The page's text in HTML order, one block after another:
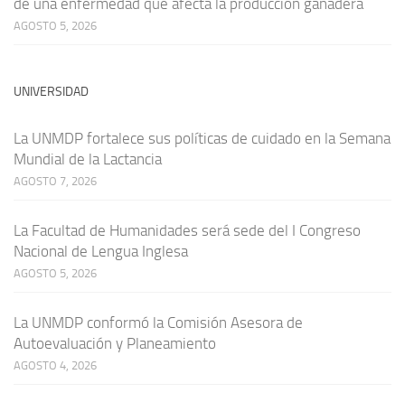
de una enfermedad que afecta la producción ganadera
AGOSTO 5, 2026
UNIVERSIDAD
La UNMDP fortalece sus políticas de cuidado en la Semana
Mundial de la Lactancia
AGOSTO 7, 2026
La Facultad de Humanidades será sede del I Congreso
Nacional de Lengua Inglesa
AGOSTO 5, 2026
La UNMDP conformó la Comisión Asesora de
Autoevaluación y Planeamiento
AGOSTO 4, 2026